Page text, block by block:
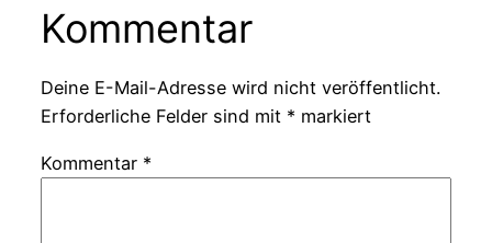
Kommentar
Deine E-Mail-Adresse wird nicht veröffentlicht.
Erforderliche Felder sind mit * markiert
Kommentar *